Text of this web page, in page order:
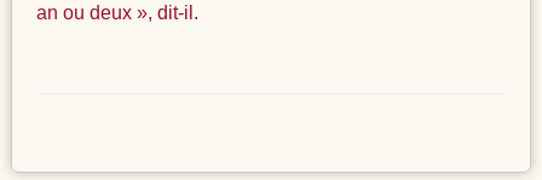
an ou deux », dit-il.